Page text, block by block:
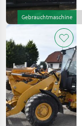
Gebrauchtmaschine